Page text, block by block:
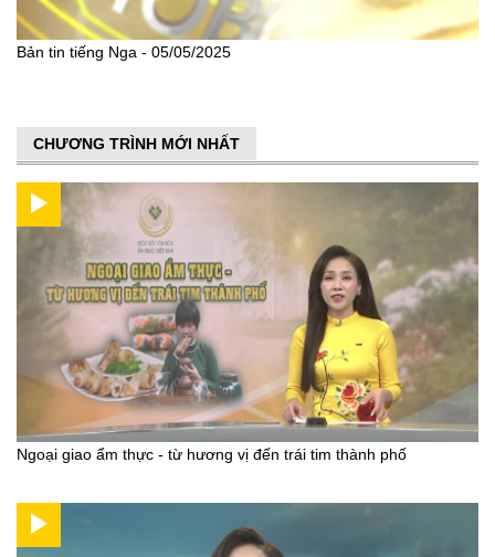
Bản tin tiếng Nga - 05/05/2025
CHƯƠNG TRÌNH MỚI NHẤT
Ngoại giao ẩm thực - từ hương vị đến trái tim thành phố